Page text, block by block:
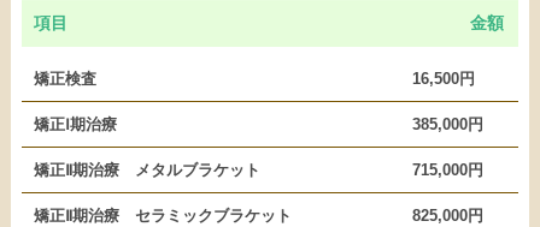
項目 金額
矯正検査 16,500円
矯正Ⅰ期治療 385,000円
矯正Ⅱ期治療 メタルブラケット 715,000円
矯正Ⅱ期治療 セラミックブラケット 825,000円